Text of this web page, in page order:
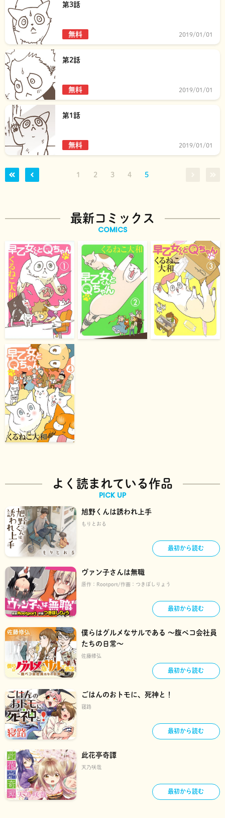
第3話
無料 2019/01/01
第2話
無料 2019/01/01
第1話
無料 2019/01/01
1 2 3 4 5
最新コミックス
COMICS
よく読まれている作品
PICK UP
旭野くんは誘われ上手
もりとおる
最初から読む
ヴァン子さんは無職
原作： Rootport 作画： つきぼしりょう
最初から読む
僕らはグルメなサルである ～腹ペコ会社員
たちの日常～
佐藤修弘
最初から読む
ごはんのおトモに、死神と！
寝路
最初から読む
此花亭奇譚
天乃咲哉
最初から読む